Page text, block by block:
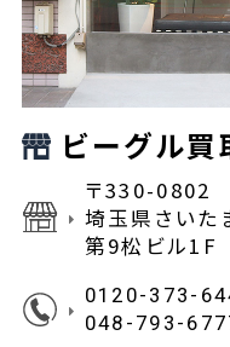
ビーグル買
〒330-0802
埼玉県さい
第9松ビル1F
0120-373-
048-793-